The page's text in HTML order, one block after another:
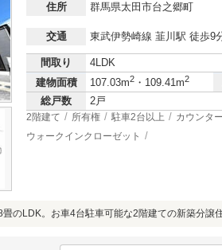
住所 群馬県太田市台之郷町
交通 東武伊勢崎線 韮川駅 徒歩9
間取り
4LDK
建物面積
107.03m2 ・109.41m2
総戸数 2戸
2階建て 所有権 駐車2台以上 カウンタ
ウォークインクローゼット
のLDK。お車4台駐車可能な2階建ての新築分譲住